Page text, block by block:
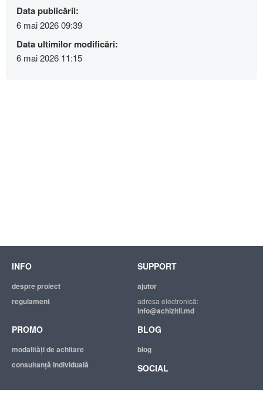
Data publicării:
6 mai 2026 09:39
Data ultimilor modificări:
6 mai 2026 11:15
INFO
despre proiect
regulament
SUPPORT
ajutor
adresa electronică:
info@achizitii.md
PROMO
modalităţi de achitare
consultanță individuală
BLOG
blog
SOCIAL